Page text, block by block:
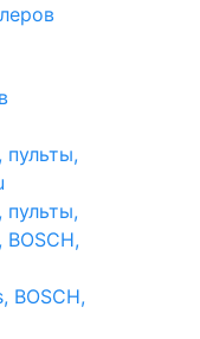
пульты,
пульты,
BOSCH,